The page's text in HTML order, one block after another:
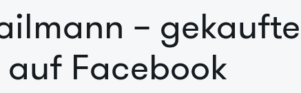
– gekaufte
auf Facebook